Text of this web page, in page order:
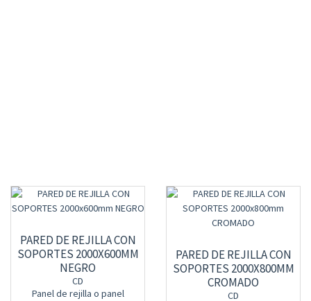
PARED DE REJILLA CON
SOPORTES 2000X600MM
NEGRO
CD
Panel de rejilla o panel
PARED DE REJILLA CON
SOPORTES 2000X800MM
CROMADO
CD